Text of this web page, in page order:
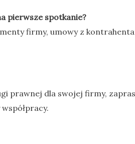
pierwsze spotkanie?
firmy, umowy z
prawnej dla swojej firmy,